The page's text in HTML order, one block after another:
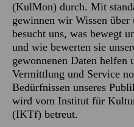
(KulMon) durch. Mit
gewinnen wir Wissen
besucht uns, was bewegt
und wie bewerten sie
gewonnenen Daten helfen
Vermittlung und Service
Bedürfnissen unseres
wird vom Institut für
(IKTf) betreut.